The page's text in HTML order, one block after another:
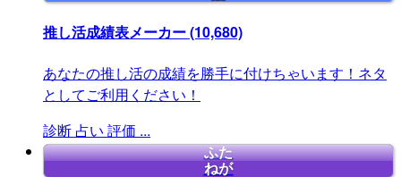
推し活成績表メーカー(10,680)
あなたの推し活の成績を勝手に付けちゃいます！ネタ
としてご利用ください！
診断 占い 評価 ...
ふた
ねが